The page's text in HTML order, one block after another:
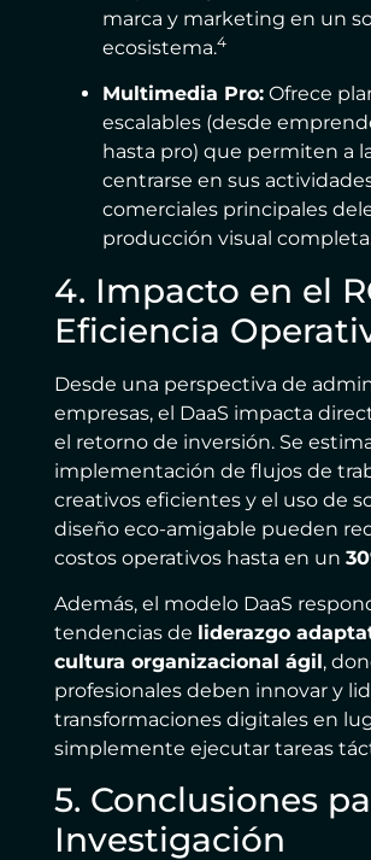
marca y marketing en un
ecosistema.4
Multimedia Pro:Ofrece
escalables (desde
hasta pro) que permiten a
centrarse en sus
comerciales principales
producción visual
4. Impacto en el
Eficiencia
Desde una perspectiva de
empresas, el DaaS impacta
el retorno de inversión. Se
implementación de flujos de
creativos eficientes y el uso de
diseño eco-amigable pueden
costos operativos hasta en un
Además, el modelo DaaS
tendencias de liderazgo
cultura organizacional ágil,
profesionales deben innovar y
transformaciones digitales en
simplemente ejecutar tareas
5. Conclusiones
Investigación